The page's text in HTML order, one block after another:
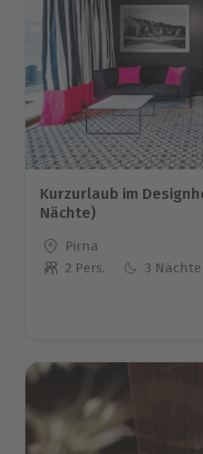
Kurzurlaub im
Nächte)
Standort
Pirna
Anzahl der Teilnehmer
2 Pers. 3 Nächte